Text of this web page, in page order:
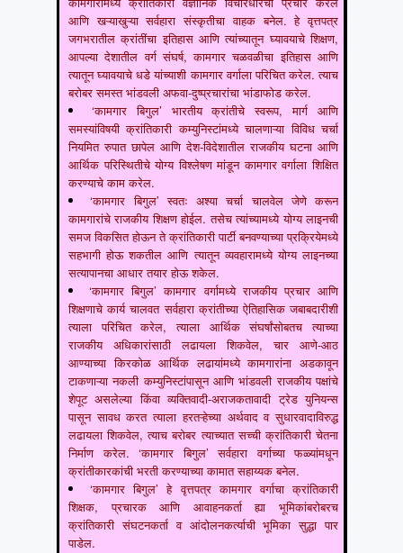
आणि खऱ्याखुऱ्या सर्वहारा संस्कृतीचा वाहक बनेल. हे वृत्तपत्र
जगभरातील क्रांतींचा इतिहास आणि त्यांच्यातून घ्यावयाचे शिक्षण,
आपल्या देशातील वर्ग संघर्ष, कामगार चळवळीचा इतिहास आणि
त्यातून घ्यावयाचे धडे यांच्याशी कामगार वर्गाला परिचित करेल. त्याच
बरोबर समस्त भांडवली अफवा-दुष्प्रचारांचा भांडाफोड करेल.
‘कामगार बिगुल’ भारतीय क्रांतीचे स्वरूप, मार्ग आणि
समस्यांविषयी क्रांतिकारी कम्युनिस्टांमध्ये चालणाऱ्या विविध चर्चा
नियमित रुपात छापेल आणि देश-विदेशातील राजकीय घटना आणि
आर्थिक परिस्थितीचे योग्य विश्लेषण मांडून कामगार वर्गाला शिक्षित
करण्याचे काम करेल.
‘कामगार बिगुल’ स्वतः अश्या चर्चा चालवेल जेणे करून
कामगारांचे राजकीय शिक्षण होईल. तसेच त्यांच्यामध्ये योग्य लाइनची
समज विकसित होऊन ते क्रांतिकारी पार्टी बनवण्याच्या प्रक्रियेमध्ये
सहभागी होऊ शकतील आणि त्यातून व्यवहारामध्ये योग्य लाइनच्या
सत्यापानचा आधार तयार होऊ शकेल.
‘कामगार बिगुल’ कामगार वर्गामध्ये राजकीय प्रचार आणि
शिक्षणाचे कार्य चालवत सर्वहारा क्रांतीच्या ऐतिहासिक जबाबदारीशी
त्याला परिचित करेल, त्याला आर्थिक संघर्षांसोबतच त्याच्या
राजकीय अधिकारांसाठी लढायला शिकवेल, चार आणे-आठ
आण्याच्या किरकोळ आर्थिक लढायांमध्ये कामगारांना अडकावून
टाकणाऱ्या नकली कम्युनिस्टांपासून आणि भांडवली राजकीय पक्षांचे
शेपूट असलेल्या किंवा व्यक्तिवादी-अराजकतावादी ट्रेड युनियन्स
पासून सावध करत त्याला हरतऱ्हेच्या अर्थवाद व सुधारवादाविरुद्ध
लढायला शिकवेल, त्याच बरोबर त्याच्यात सच्ची क्रांतिकारी चेतना
निर्माण करेल. ‘कामगार बिगुल’ सर्वहारा वर्गाच्या फळ्यांमधून
क्रांतीकारकांची भरती करण्याच्या कामात सहाय्यक बनेल.
‘कामगार बिगुल’ हे वृत्तपत्र कामगार वर्गाचा क्रांतिकारी
शिक्षक, प्रचारक आणि आवाहनकर्ता ह्या भूमिकांबरोबरच
क्रांतिकारी संघटनकर्ता व आंदोलनकर्त्याची भूमिका सुद्धा पार
पाडेल.